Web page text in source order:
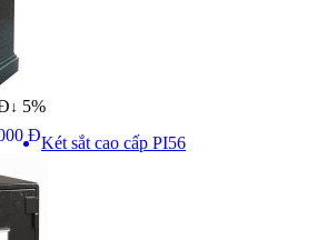
↓ 5%
ĐKét sắt cao cấp PI56